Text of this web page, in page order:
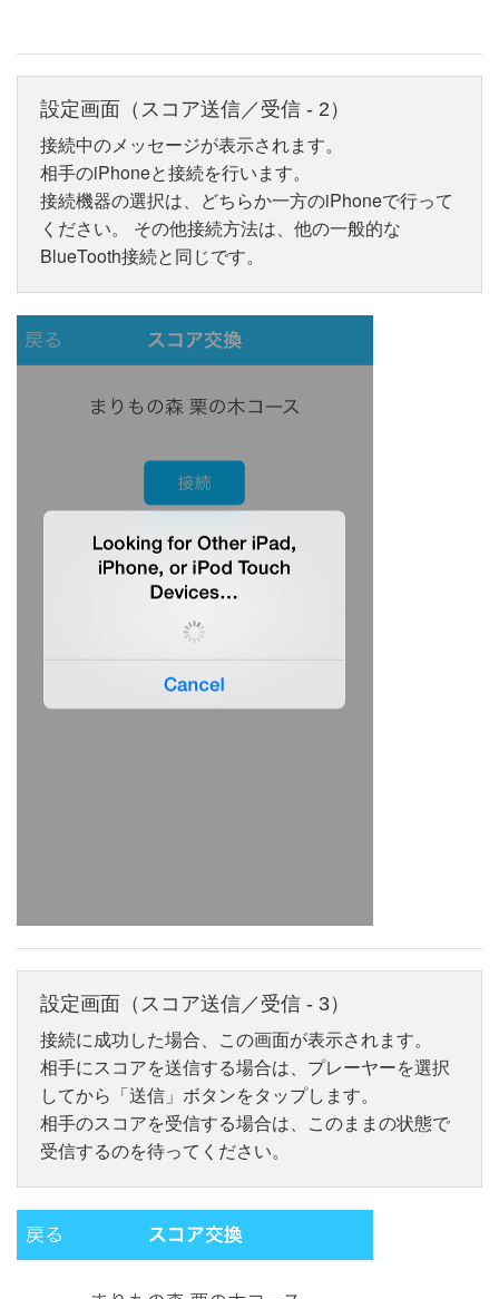
設定画面（スコア送信／受信 - 2）
接続中のメッセージが表示されます。
相手のiPhoneと接続を行います。
接続機器の選択は、どちらか一方のiPhoneで行って
ください。 その他接続方法は、他の一般的な
BlueTooth接続と同じです。
設定画面（スコア送信／受信 - 3）
接続に成功した場合、この画面が表示されます。
相手にスコアを送信する場合は、プレーヤーを選択
してから「送信」ボタンをタップします。
相手のスコアを受信する場合は、このままの状態で
受信するのを待ってください。